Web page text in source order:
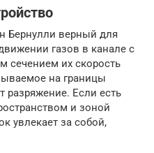
Бернулли верный для
газов в канале с
их скорость
на границы
разряжение. Если есть
и зоной
увлекает за собой,